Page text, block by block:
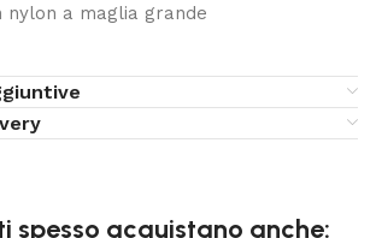
nylon a maglia grande
spesso acquistano anche: